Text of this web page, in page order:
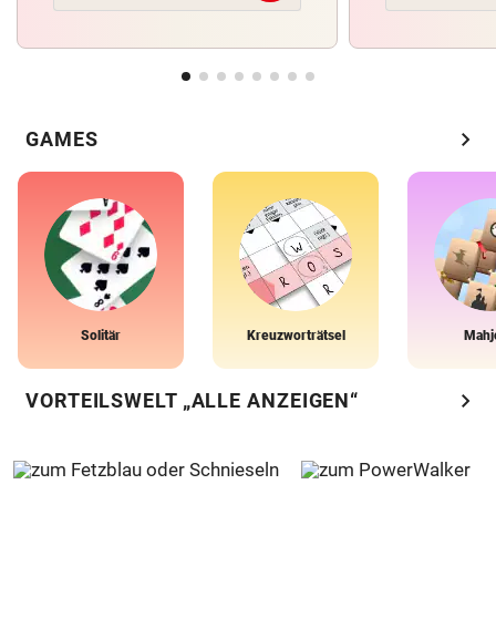
GAMES chevron_right
Solitär Kreuzworträtsel
VORTEILSWELT „ALLE ANZEIGEN“ chevron_right